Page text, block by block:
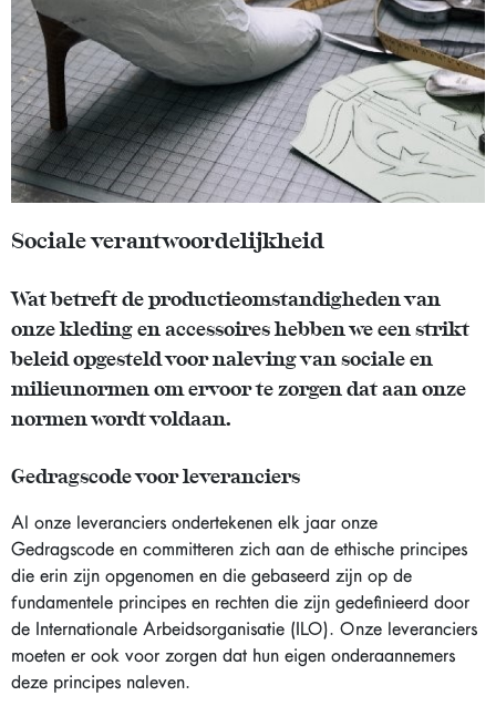
Sociale verantwoordelijkheid
Wat betreft de productieomstandigheden van
onze kleding en accessoires hebben we een strikt
beleid opgesteld voor naleving van sociale en
milieunormen om ervoor te zorgen dat aan onze
normen wordt voldaan.
Gedragscode voor leveranciers
Al onze leveranciers ondertekenen elk jaar onze
Gedragscode en committeren zich aan de ethische principes
die erin zijn opgenomen en die gebaseerd zijn op de
fundamentele principes en rechten die zijn gedefinieerd door
de Internationale Arbeidsorganisatie (ILO). Onze leveranciers
moeten er ook voor zorgen dat hun eigen onderaannemers
deze principes naleven.